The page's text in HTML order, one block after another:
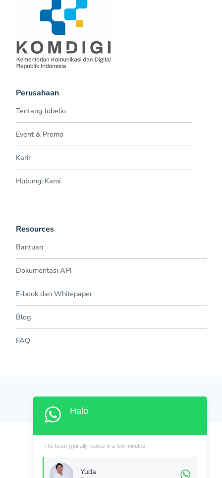
Perusahaan
Tentang Jubelio
Event & Promo
Karir
Hubungi Kami
Resources
Bantuan
Dokumentasi API
E-book dan Whitepaper
Blog
FAQ
©2023 PT. Guardia Teknologi Indonesia
Halo
The team typically replies in a few minutes.
Yuda